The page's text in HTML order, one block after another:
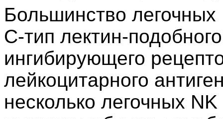
Большинство легочных
C-тип лектин-
ингибирующего
лейкоцитарного
несколько легочных